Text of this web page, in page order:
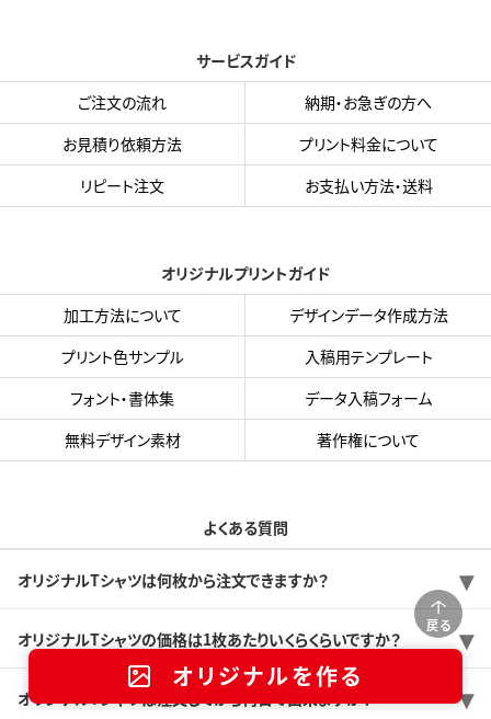
戻る
オリジナルを作る
サービスガイド
ご注文の流れ
納期・お急ぎの方へ
お見積り依頼方法
プリント料金について
リピート注文
お支払い方法・送料
オリジナルプリントガイド
加工方法について
デザインデータ作成方法
プリント色サンプル
入稿用テンプレート
フォント・書体集
データ入稿フォーム
無料デザイン素材
著作権について
よくある質問
オリジナルTシャツは何枚から注文できますか？
オリジナルTシャツの価格は1枚あたりいくらくらいですか？
オリジナルTシャツは注文してから何日で出来ますか？